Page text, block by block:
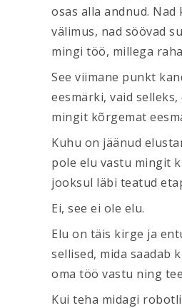
osas alla andnud. Nad
välimus, nad söövad
mingi töö, millega
See viimane punkt
eesmärki, vaid
mingit kõrgemat
Kuhu on jäänud
pole elu vastu mingit
jooksul läbi teatud
Ei, see ei ole elu.
Elu on täis kirge ja
sellised, mida saadab
oma töö vastu ning
Kui teha midagi